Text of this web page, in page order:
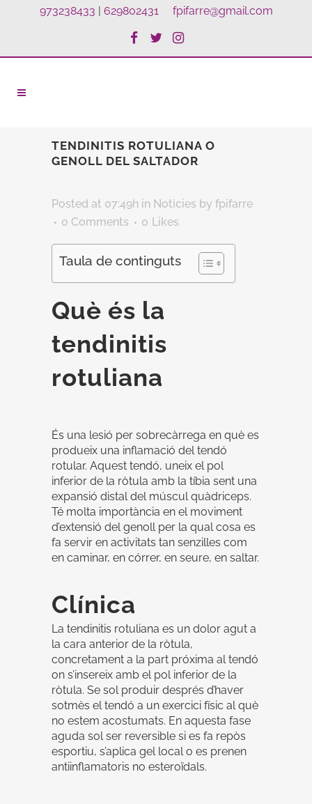
973238433 | 629802431 fpifarre@gmail.com
TENDINITIS ROTULIANA O
GENOLL DEL SALTADOR
Posted at 07:49h in Notícies by fpifarre
0 Comments
0 Likes
Taula de continguts
Què és la
tendinitis
rotuliana
És una lesió per sobrecàrrega en què es
produeix una inflamació del tendó
rotular. Aquest tendó, uneix el pol
inferior de la ròtula amb la tíbia sent una
expansió distal del múscul quàdriceps.
Té molta importància en el moviment
d’extensió del genoll per la qual cosa es
fa servir en activitats tan senzilles com
en caminar, en córrer, en seure, en saltar.
Clínica
La tendinitis rotuliana es un dolor agut a
la cara anterior de la ròtula,
concretament a la part próxima al tendó
on s’insereix amb el pol inferior de la
ròtula. Se sol produir després d’haver
sotmès el tendó a un exercici físic al què
no estem acostumats. En aquesta fase
aguda sol ser reversible si es fa repòs
esportiu, s’aplica gel local o es prenen
antiinflamatoris no esteroïdals.